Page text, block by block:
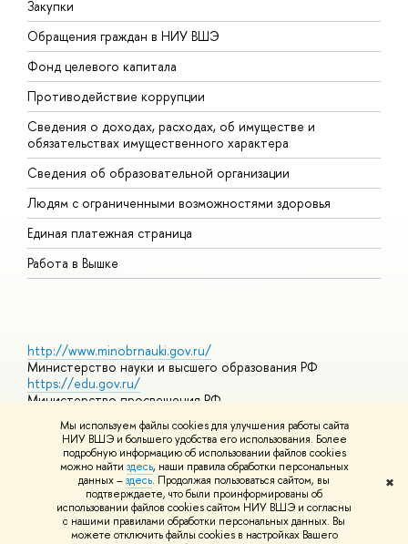
Мы используем файлы cookies для улучшения работы сайта
НИУ ВШЭ и большего удобства его использования. Более
подробную информацию об использовании файлов cookies
можно найти здесь, наши правила обработки персональных
данных –здесь. Продолжая пользоваться сайтом, вы
подтверждаете, что были проинформированы об
использовании файлов cookies сайтом НИУ ВШЭ и согласны
с нашими правилами обработки персональных данных. Вы
можете отключить файлы cookies в настройках Вашего
✖
Закупки
Обращения граждан в НИУ ВШЭ
Фонд целевого капитала
Противодействие коррупции
Сведения о доходах, расходах, об имуществе и
обязательствах имущественного характера
Сведения об образовательной организации
Людям с ограниченными возможностями здоровья
Единая платежная страница
Работа в Вышке
http://www.minobrnauki.gov.ru/
Министерство науки и высшего образования РФ
https://edu.gov.ru/
Министерство просвещения РФ
https://elearning.hse.ru/mooc
Массовые открытые онлайн-курсы
© НИУ ВШЭ 1993–2026 Адреса и контактыУсловия
использования материалов Политика конфиденциальности
Шрифты HSE Sans и HSE Slab разработаны вШколе дизайна НИУ